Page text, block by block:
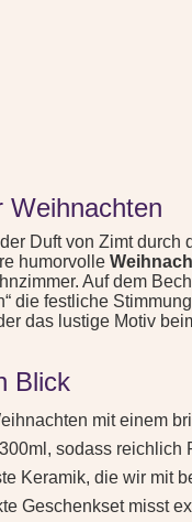
Weihnachten
Duft von Zimt
humorvolle
Auf dem
die festliche
das lustige Motiv
Blick
mit einem
sodass reichlich
Keramik, die wir mit
Geschenkset misst